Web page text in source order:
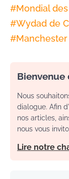
#Mondial
#Wydad de
#Manchester
Bienvenue
Nous
dialogue. Afin
nos articles,
nous vous
Lire notre